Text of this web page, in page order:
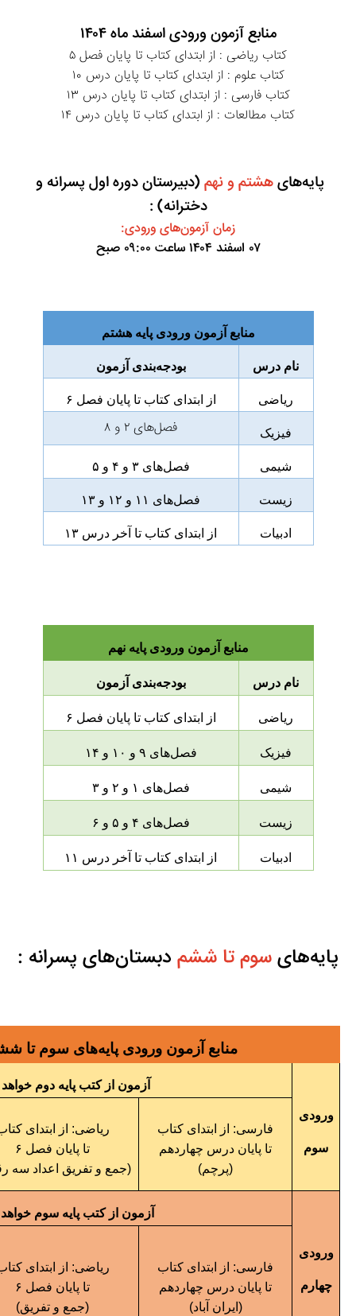
منابع آزمون ورودی اسفند ماه ۱۴۰۴
کتاب ریاضی : از ابتدای کتاب تا پایان فصل ۵
کتاب علوم : از ابتدای کتاب تا پایان درس ۱۰
کتاب فارسی : از ابتدای کتاب تا پایان درس ۱۳
کتاب مطالعات : از ابتدای کتاب تا پایان درس ۱۴
پایه‌های هشتم و نهم (دبیرستان دوره اول پسرانه و
دخترانه) :
زمان آزمون‌های ورودی:
۰۷ اسفند ۱۴۰۴ ساعت ۰۹:۰۰ صبح
منابع آزمون ورودی پایه هشتم
نام درس بودجه‌بندی آزمون
ریاضی از ابتدای کتاب تا پایان فصل ۶
فیزیک فصل‌های ۲ و ۸
شیمی فصل‌های ۳ و ۴ و ۵
زیست فصل‌های ۱۱ و ۱۲ و ۱۳
ادبیات از ابتدای کتاب تا آخر درس ۱۳
منابع آزمون ورودی پایه نهم
نام درس بودجه‌بندی آزمون
ریاضی از ابتدای کتاب تا پایان فصل ۶
فیزیک فصل‌های ۹ و ۱۰ و ۱۴
شیمی فصل‌های ۱ و ۲ و ۳
زیست فصل‌های ۴ و ۵ و ۶
ادبیات از ابتدای کتاب تا آخر درس ۱۱
پایه‌های سوم تا ششم دبستان‌های پسرانه :
منابع آزمون ورودی پایه‌های سوم تا ششم دبستان
ورودی
سوم
آزمون از کتب پایه دوم خواهد
فارسی: از ابتدای کتاب
تا پایان درس چهاردهم
(پرچم)
ریاضی: از ابتدای
تا پایان فصل ۶
(جمع و تفریق اعداد سه رقمی)
ورودی
چهارم
آزمون از کتب پایه سوم خواهد
فارسی: از ابتدای کتاب
تا پایان درس چهاردهم
(ایران آباد)
ریاضی: از ابتدای
تا پایان فصل ۶
(جمع و تفریق)